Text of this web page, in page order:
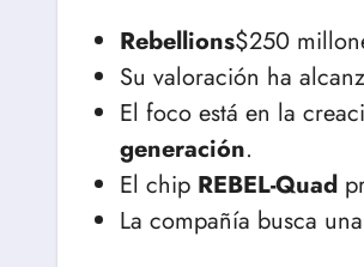
Rebellions$250
Su valoración ha
El foco está en la
generación.
El chip REBEL-Quad
La compañía busca una